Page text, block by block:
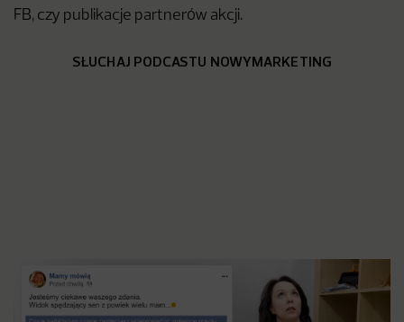
FB, czy publikacje partnerów akcji.
SŁUCHAJ PODCASTU NOWYMARKETING